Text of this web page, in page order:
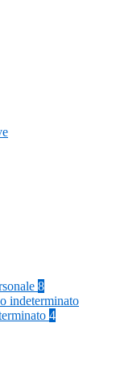
8
indeterminato
4